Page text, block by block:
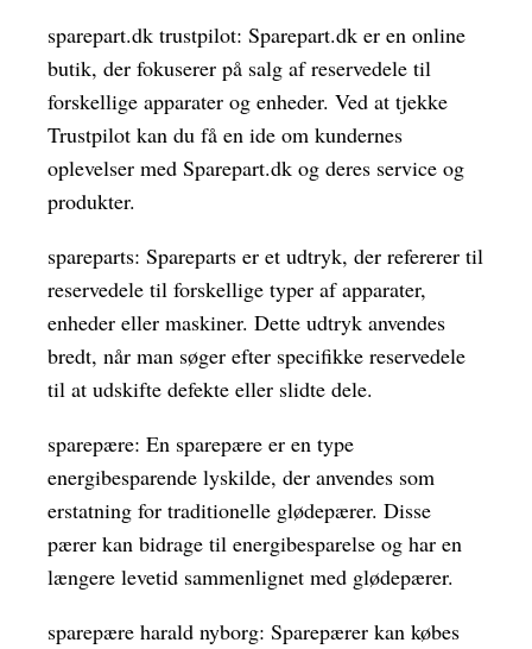
sparepart.dk trustpilot: Sparepart.dk er en online
butik, der fokuserer på salg af reservedele til
forskellige apparater og enheder. Ved at tjekke
Trustpilot kan du få en ide om kundernes
oplevelser med Sparepart.dk og deres service og
produkter.
spareparts: Spareparts er et udtryk, der refererer til
reservedele til forskellige typer af apparater,
enheder eller maskiner. Dette udtryk anvendes
bredt, når man søger efter specifikke reservedele
til at udskifte defekte eller slidte dele.
sparepære: En sparepære er en type
energibesparende lyskilde, der anvendes som
erstatning for traditionelle glødepærer. Disse
pærer kan bidrage til energibesparelse og har en
længere levetid sammenlignet med glødepærer.
sparepære harald nyborg: Sparepærer kan købes